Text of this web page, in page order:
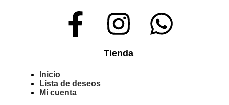
Tienda
Inicio
Lista de deseos
Mi cuenta